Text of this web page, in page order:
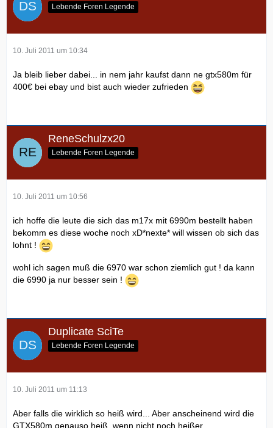
Kommen wir zu den Preisen:
Mit 3D: 1779€
Macht immer noch nen Aufpreis von 215€ wie ich bereits
Aber da man beim 3D Angebot kein normales FHD Display
nehmen kann, muss man von nem Angebot ausgehen mit
weniger Rabatt und daher "nur" 95€ Ersparnis durch das
weglassen des 3D Displays...
Mir wären die 215€ aber dann zuviel nur für ne bessere
GPU und dafür dann kein 3D Display mehr...
Edit: Ich hab jetz nicht deine Konfi zum vergleich
genommen aber es ist der selbe Unterschied
nur 18xx bezahlt hast ist das eh net schlecht^^ Komme
online auf 2039€ und das schon mit dem günstigsten
Lebende Foren Legende
10. Juli 2011 um 10:34
Ja bleib lieber dabei... in nem jahr kaufst dann ne gtx580m für
400€ bei ebay und bist auch wieder zufrieden
ReneSchulzx20
Lebende Foren Legende
10. Juli 2011 um 10:56
ich hoffe die leute die sich das m17x mit 6990m bestellt haben
bekomm es diese woche noch xD*nexte* will wissen ob sich das
lohnt !
wohl ich sagen muß die 6970 war schon ziemlich gut ! da kann
die 6990 ja nur besser sein !
Duplicate SciTe
Lebende Foren Legende
10. Juli 2011 um 11:13
Aber falls die wirklich so heiß wird... Aber anscheinend wird die
GTX580m genauso heiß, wenn nicht noch heißer...